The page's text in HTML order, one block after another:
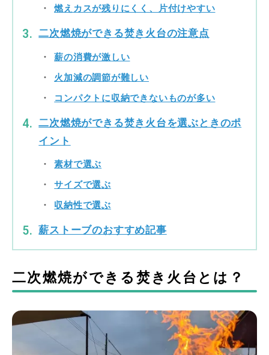
燃えカスが残りにくく、片付けやすい
二次燃焼ができる焚き火台の注意点
薪の消費が激しい
火加減の調節が難しい
コンパクトに収納できないものが多い
二次燃焼ができる焚き火台を選ぶときのポ
イント
素材で選ぶ
サイズで選ぶ
収納性で選ぶ
薪ストーブのおすすめ記事
二次燃焼ができる焚き火台とは？